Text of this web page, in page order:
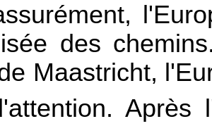
des
Maastricht,
Après